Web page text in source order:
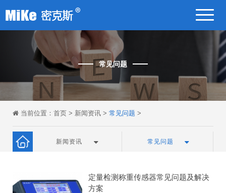
常见问题
当前位置： 首页 > 新闻资讯 > 常见问题 >
新闻资讯 常见问题
定量检测称重传感器常见问题及解决
方案